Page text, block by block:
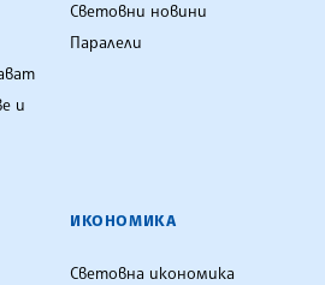
и
Световни новини
Паралели
ИКОНОМИКА
Световна икономика